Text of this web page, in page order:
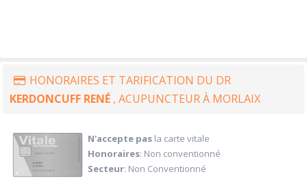
HONORAIRES ET TARIFICATION DU DR
KERDONCUFF RENÉ , ACUPUNCTEUR À MORLAIX
N'accepte pasla carte vitale
Honoraires: Non conventionné
Secteur: Non Conventionné